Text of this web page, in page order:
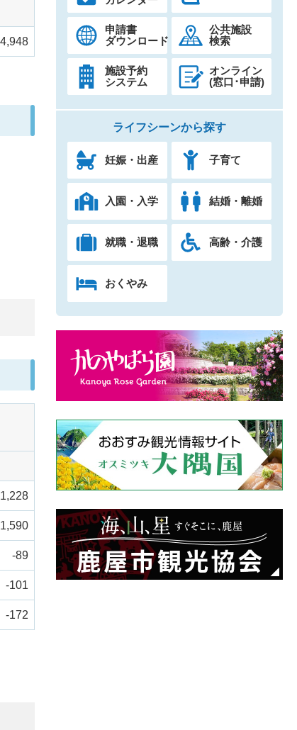
1,228
1,590
-89
-101
-172
申請書
ダウンロード
公共施設
検索
施設予約
システム
オンライン
(窓口･申請)
ライフシーンから探す
妊娠・出産 子育て
入園・入学 結婚・離婚
就職・退職 高齢・介護
おくやみ